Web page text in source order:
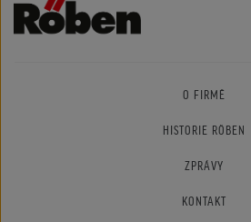
O FIRMĚ
HISTORIE RÖBEN
ZPRÁVY
KONTAKT